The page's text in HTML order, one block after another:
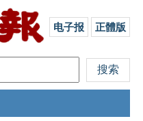
电子报 正體版